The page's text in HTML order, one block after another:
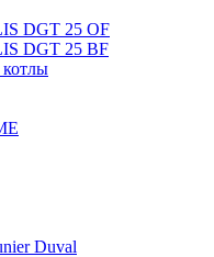
DGT 25 OF
DGT 25 BF
Duval